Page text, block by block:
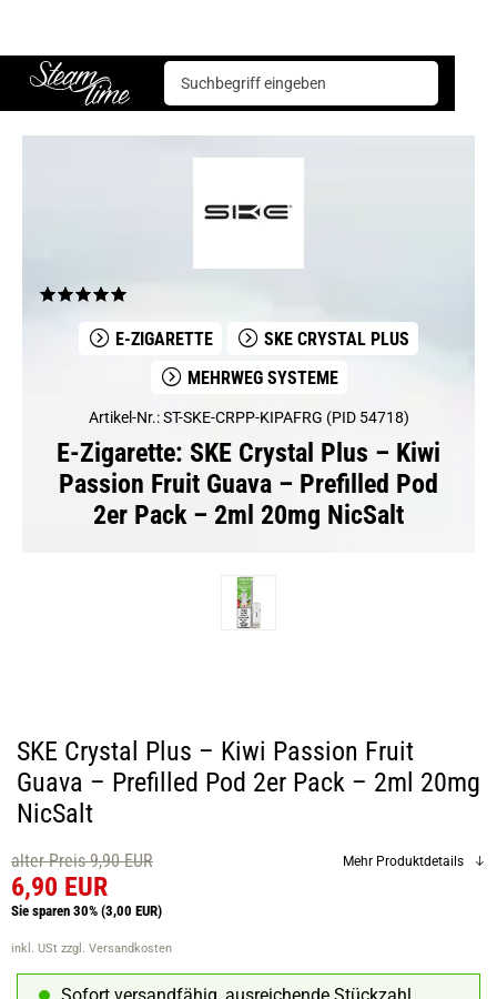
Steam time
E-Zigarette Mehrweg Systeme
SKE Crystal Plus
SKE Crystal Plus – Kiwi Passion Fruit Guava – Prefilled Pod 2er Pack – 2ml 20mg NicSalt
E-ZIGARETTE
SKE CRYSTAL PLUS
MEHRWEG SYSTEME
Artikel-Nr.: ST-SKE-CRPP-KIPAFRG (PID 54718)
E-Zigarette: SKE Crystal Plus – Kiwi
Passion Fruit Guava – Prefilled Pod
2er Pack – 2ml 20mg NicSalt
SKE Crystal Plus – Kiwi Passion Fruit
Guava – Prefilled Pod 2er Pack – 2ml 20mg
NicSalt
alter Preis 9,90 EUR
6,90 EUR
Sie sparen 30% (3,00 EUR)
inkl. USt zzgl. Versandkosten
Mehr Produktdetails